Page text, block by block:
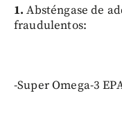
1.Absténgase de
fraudulentos:
-Super Omega-3